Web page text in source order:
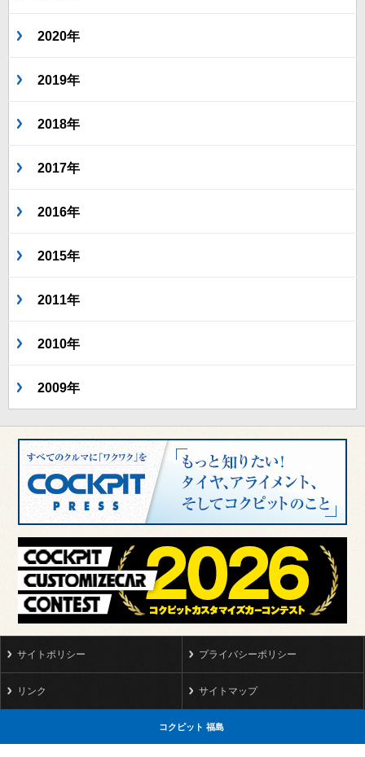
2020年
2019年
2018年
2017年
2016年
2015年
2011年
2010年
2009年
サイトポリシー プライバシーポリシー
リンク サイトマップ
コクピット 福島